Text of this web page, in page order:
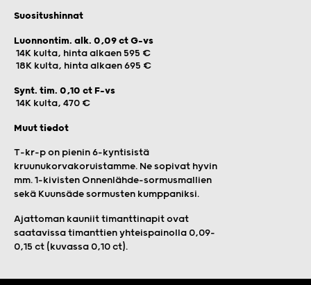
Suositushinnat
Luonnontim. alk. 0,09 ct G-vs
14K kulta, hinta alkaen 595 €
18K kulta, hinta alkaen 695 €
Synt. tim. 0,10 ct F-vs
14K kulta, 470 €
Muut tiedot
T-kr-p on pienin 6-kyntisistä
kruunukorvakoruistamme. Ne sopivat hyvin
mm. 1-kivisten Onnenlähde-sormusmallien
sekä Kuunsäde sormusten kumppaniksi.
Ajattoman kauniit timanttinapit ovat
saatavissa timanttien yhteispainolla 0,09–
0,15 ct (kuvassa 0,10 ct).